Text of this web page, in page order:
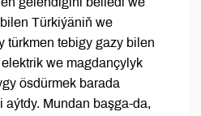
Türkiýäniň we
türkmen tebigy gazy bilen
we magdançylyk
ösdürmek barada
Mundan başga-da,